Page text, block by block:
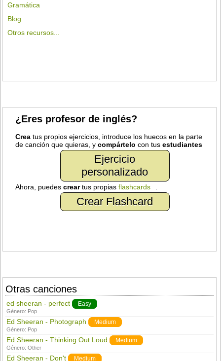
Gramática
Blog
Otros recursos...
¿Eres profesor de inglés?
Crea tus propios ejercicios, introduce los huecos en la parte
de canción que quieras, ycompártelo con tusestudiantes
Ejercicio
personalizado
Ahora, puedescreartus propiasflashcards
Crear Flashcard
Otras canciones
ed sheeran - perfect Easy
Género: Pop
Ed Sheeran - Photograph Medium
Género: Pop
Ed Sheeran - Thinking Out Loud Medium
Género:Other
Ed Sheeran - Don't Medium